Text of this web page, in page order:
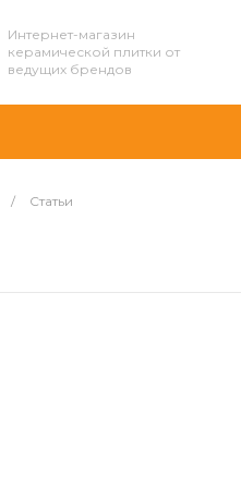
Интернет-магазин
керамической плитки от
ведущих брендов
/ Статьи